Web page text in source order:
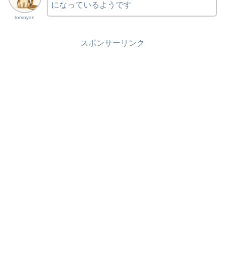
tomoyan
になっているようです
スポンサーリンク